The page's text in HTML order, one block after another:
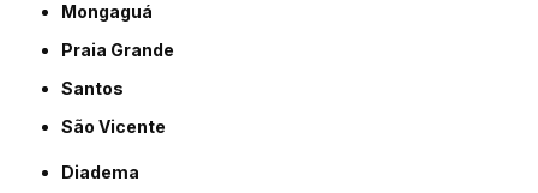
Mongaguá
Praia Grande
Santos
São Vicente
Diadema